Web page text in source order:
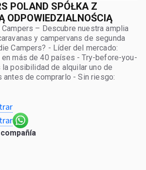
POLAND SPÓŁKA Z
ODPOWIEDZIALNOŚCIĄ
– Descubre nuestra amplia
y campervans de segunda
Campers? - Líder del mercado:
en más de 40 países - Try-before-you-
posibilidad de alquilar uno de
de comprarlo - Sin riesgo:
de 14 días y 1 año de garantía para
- Opciones de reubicación: ¿No está
necesitas? ¡Ofrecemos traslado de
¿Eres una empresa?
adaptadas a tu negocio!
personalizados con precios
de más de tres autocaravanas.
autocaravana ideal y comienza tu
ruedas!